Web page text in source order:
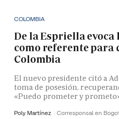
COLOMBIA
De la Espriella
como referente
Colombia
El nuevo presidente citó a
toma de posesión,
«Puedo prometer y
Poly Martínez Corresponsal en